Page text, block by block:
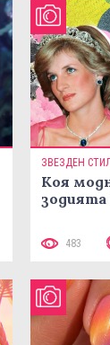
ЗВЕЗДЕН СТИЛ
Коя
зодията
483